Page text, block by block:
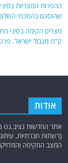
ההפרות המצריות
שהוסכם בהסכמי
ק"מ מגבול ישראל.
אודות
אתר החדשות נציב.נט
(רשתות חברתיות,
המצב המקיפה